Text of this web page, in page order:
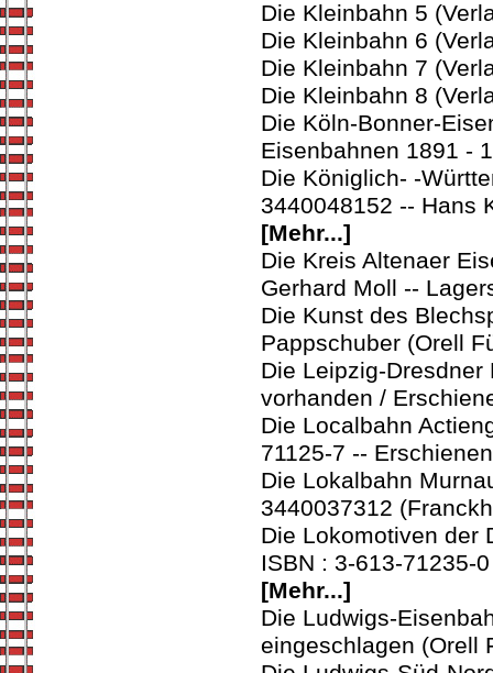
Die Kleinbahn 5
Die Kleinbahn 6
Die Kleinbahn 7
Die Kleinbahn 8
Die Köln-Bonner-
Eisenbahnen 1891 -
Die Königlich- -
3440048152 -- Hans
[Mehr...]
Die Kreis Altenaer
Gerhard Moll --
Die Kunst des
Pappschuber (Orell
Die Leipzig-
vorhanden /
Die Localbahn
71125-7 --
Die Lokalbahn
3440037312
Die Lokomotiven der
ISBN : 3-613-71235-
[Mehr...]
Die Ludwigs-
eingeschlagen (Orell